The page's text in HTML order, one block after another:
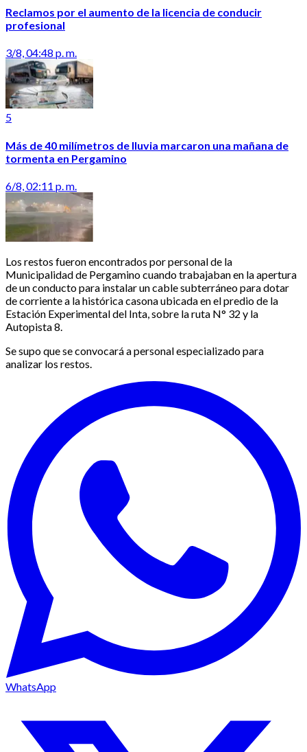
Reclamos por el aumento de la licencia de conducir
profesional
3/8, 04:48 p. m.
5
Más de 40 milímetros de lluvia marcaron una mañana de
tormenta en Pergamino
6/8, 02:11 p. m.
Los restos fueron encontrados por personal de la
Municipalidad de Pergamino cuando trabajaban en la apertura
de un conducto para instalar un cable subterráneo para dotar
de corriente a la histórica casona ubicada en el predio de la
Estación Experimental del Inta, sobre la ruta N° 32 y la
Autopista 8.
Se supo que se convocará a personal especializado para
analizar los restos.
WhatsApp